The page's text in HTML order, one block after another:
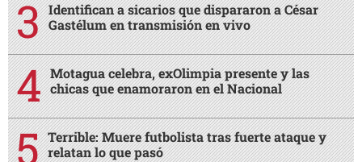
Identifican a sicarios que dispararon a César
Gastélum en transmisión en vivo
Motagua celebra, exOlimpia presente y las
chicas que enamoraron en el Nacional
Terrible: Muere futbolista tras fuerte ataque y
relatan lo que pasó